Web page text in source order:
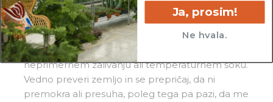
zemljo. Od sedaj naprej me, prosim, zalivaj manj
pogosto.
Vihanje listov:če se moji listi vihajo navznoter,
so lahko razlogi različni. Po navadi to naredim ob
neprimernem zalivanju ali temperaturnem šoku.
Vedno preveri zemljo in se prepričaj, da ni
premokra ali presuha, poleg tega pa pazi, da me
Ja, prosim!
Ne hvala.